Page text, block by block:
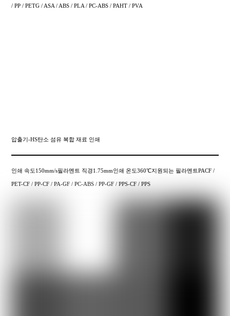
/ PP / PETG / ASA / ABS / PLA / PC-ABS / PAHT / PVA
압출기-HS탄소 섬유 복합 재료 인쇄
인쇄 속도150mm/s필라멘트 직경1.75mm인쇄 온도360℃지원되는 필라멘트PACF /
PET-CF / PP-CF / PA-GF / PC-ABS / PP-GF / PPS-CF / PPS